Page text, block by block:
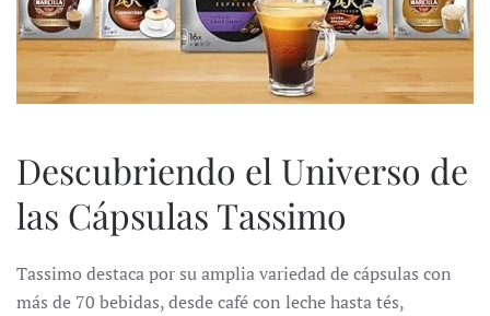
Descubriendo el Universo de
las Cápsulas Tassimo
Tassimo destaca por su amplia variedad de cápsulas con
más de 70 bebidas, desde café con leche hasta tés,